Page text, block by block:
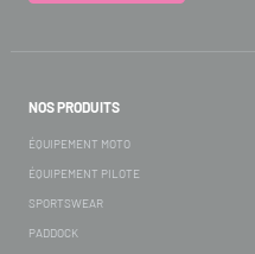
NOS PRODUITS
ÉQUIPEMENT MOTO
ÉQUIPEMENT PILOTE
SPORTSWEAR
PADDOCK